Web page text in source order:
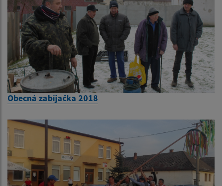
Obecná zabíjačka 2018